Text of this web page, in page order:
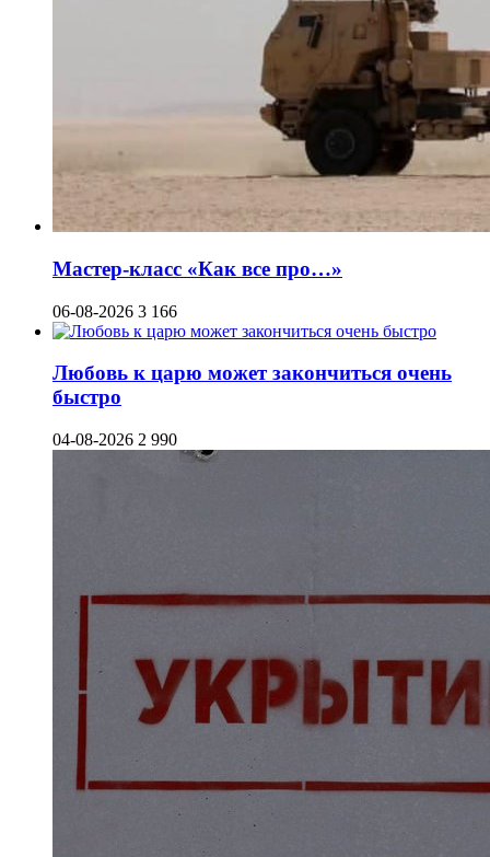
Мастер-класс «Как все про…»
06-08-2026 3 166
Любовь к царю может закончиться очень
быстро
04-08-2026 2 990